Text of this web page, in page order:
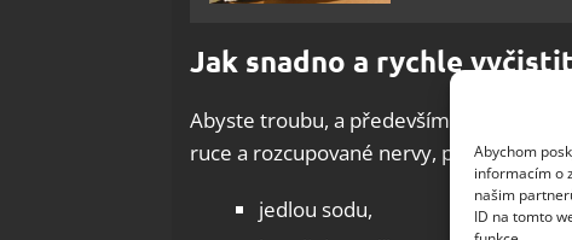
Abychom
informacím o
našim
ID na tomto
Jak snadno a rychle
Abyste troubu, a především rošt vyčistili
ruce a rozcupované nervy, připravte si
jedlou sodu,